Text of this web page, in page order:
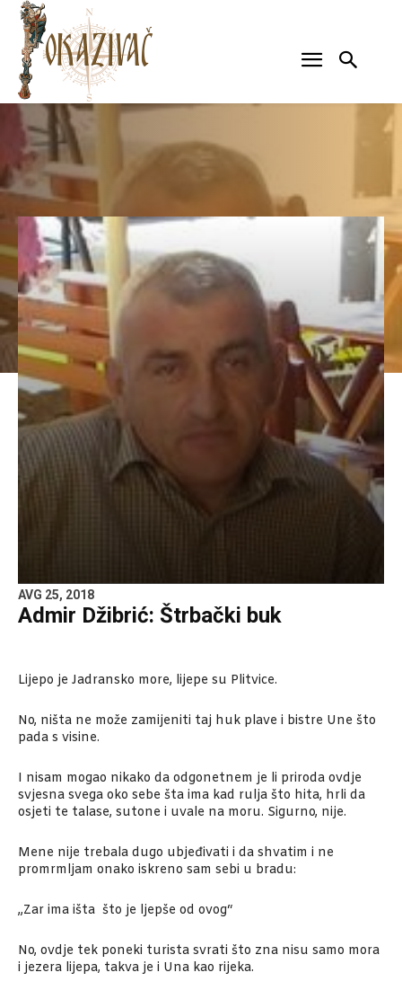
AVG 25, 2018
Admir Džibrić: Štrbački buk
Lijepo je Jadransko more, lijepe su Plitvice.
No, ništa ne može zamijeniti taj huk plave i bistre Une što
pada s visine.
I nisam mogao nikako da odgonetnem je li priroda ovdje
svjesna svega oko sebe šta ima kad rulja što hita, hrli da
osjeti te talase, sutone i uvale na moru. Sigurno, nije.
Mene nije trebala dugo ubjeđivati i da shvatim i ne
promrmljam onako iskreno sam sebi u bradu:
„Zar ima išta što je ljepše od ovog“
No, ovdje tek poneki turista svrati što zna nisu samo mora
i jezera lijepa, takva je i Una kao rijeka.